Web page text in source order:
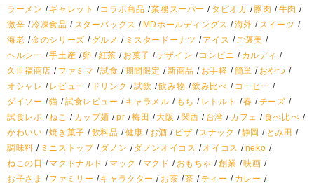
ラーメン
ギャレット コラボ商品 業務スーパー タピオカ 豚肉
牛肉
激辛 冷凍食品 スターバックス MDホールディングス 海外
スイーツ
海老 金のシリーズ グルメ ミスタードーナツ アイス
ご褒美
ヘルシー
手土産 卵 紅茶 お菓子 デザイン コンビニ
カルディ
久世福商店
ファミマ 試食 期間限定 新商品 お手軽 簡単
おやつ
オシャレ
レビュー ドリンク 試飲 飲み物 飲み比べ
コーヒー
ダイソー
猫 試食レビュー キャラメル もち レトルト 春
チーズ
試食レポ ねこ カップ麺 pr 梅田 大阪 関西 台湾 カフェ
食べ比べ
かわいい 焼き菓子 飲料品 健康 お酒 ピザ スナック 静岡
とみ田
調味料
ミニストップ ダノン ダノンオイコス オイコス
neko
ねこの日
マクドナルド マック マクド おもちゃ 創業 映画
お子さま
ファミリー キャラクター お茶 茶 ティー
カレー